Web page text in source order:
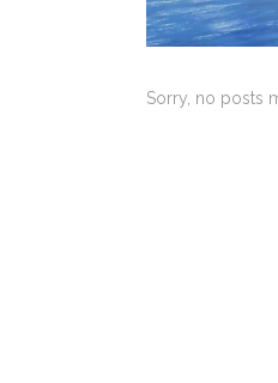
Sorry, no posts